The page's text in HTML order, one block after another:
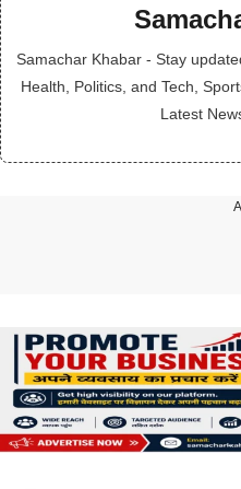
Samachar Khabar - Stay
Health, Politics, and Tech,
Latest